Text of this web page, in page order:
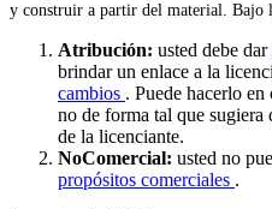
y construir a partir del material. Bajo
Atribución: usted debe dar
brindar un enlace a la
cambios . Puede hacerlo
no de forma tal que sugiera
de la licenciante.
NoComercial: usted no
propósitos comerciales .